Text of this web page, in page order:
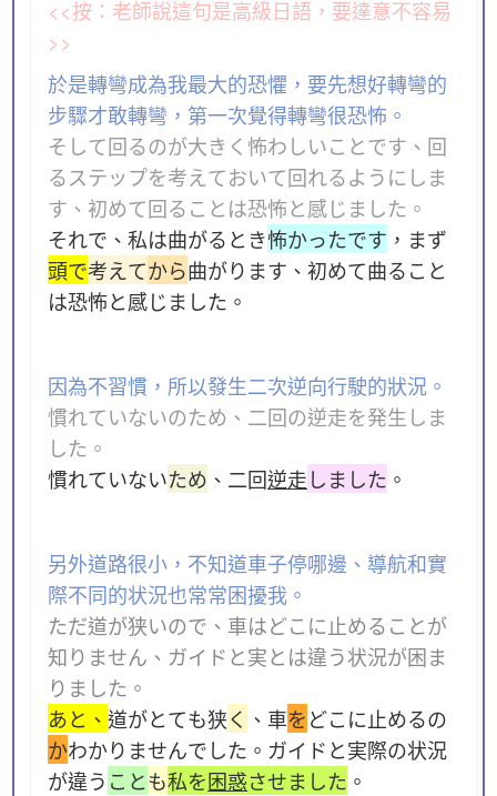
<<按：老師說這句是高級日語，要達意不容易
>>
於是轉彎成為我最大的恐懼，要先想好轉彎的
步驟才敢轉彎，第一次覺得轉彎很恐怖。
そして回るのが大きく怖わしいことです、回
るステップを考えておいて回れるようにしま
す、初めて回ることは恐怖と感じました。
それで、私は曲がるとき怖かったです ，まず
頭で考えてから曲がります、初めて曲ること
は恐怖と感じました。
因為不習慣，所以發生二次逆向行駛的狀況。
慣れていないのため、二回の逆走を発生しま
した。
慣れていないため 、二回逆走しました 。
另外道路很小，不知道車子停哪邊、導航和實
際不同的状況也常常困擾我。
ただ道が狭いので、車はどこに止めることが
知りません、ガイドと実とは違う状況が困ま
りました。
あと、道がとても狭く 、車をどこに止めるの
かわかりませんでした。ガイドと実際の状況
が違う ことも私を困惑させました 。